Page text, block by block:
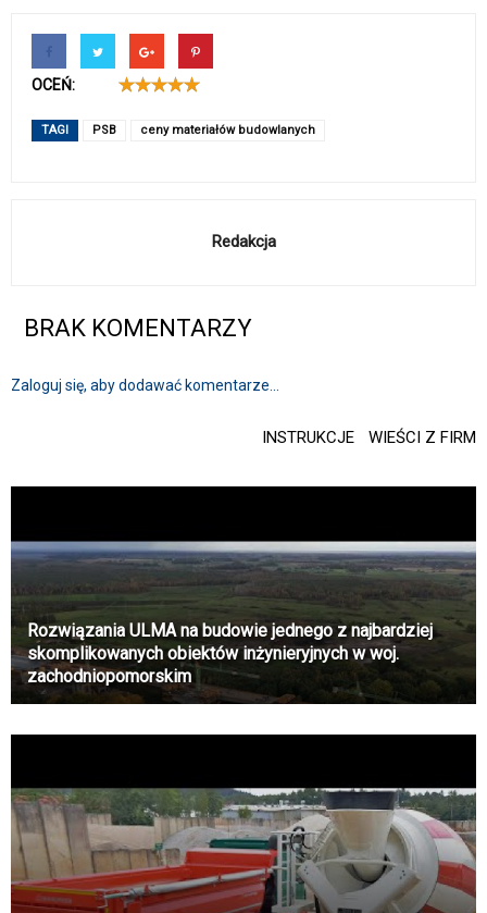
OCEŃ:
TAGI PSB ceny materiałów budowlanych
Redakcja
BRAK KOMENTARZY
Zaloguj się, aby dodawać komentarze...
INSTRUKCJE WIEŚCI Z FIRM
Rozwiązania ULMA na budowie jednego z najbardziej
skomplikowanych obiektów inżynieryjnych w woj.
zachodniopomorskim